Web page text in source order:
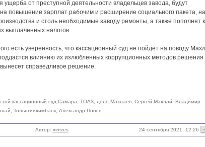
ущерба от преступной деятельности владельцев завода, будут
повышение зарплат рабочим и расширение социального пакета, на
и столь необходимые заводу ремонты, а также пополнят
выплаченных налогов.
есть уверенность, что кассационный суд не пойдет на поводу
влиянию их излюбленных коррупционных методов решения
справедливое решение.
кассационный суд Самара ТОАЗ дело Махлаев Сергей Махлай
Владимир
Тольятиихимбанк Александр Попов
Автор: ximzes 24 сентября 2021, 12:26